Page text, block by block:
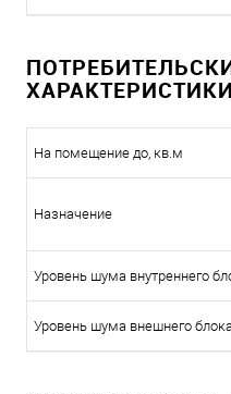
На помещение до, кв.м
Назначение
Уровень шума внутреннего
Уровень шума внешнего